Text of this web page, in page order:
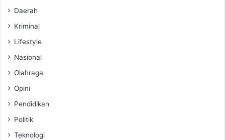
Daerah
Kriminal
Lifestyle
Nasional
Olahraga
Opini
Pendidikan
Politik
Teknologi